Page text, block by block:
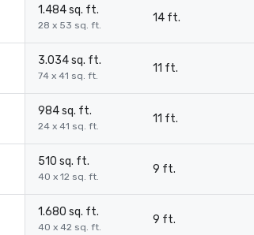
1.484 sq. ft.
28 x 53 sq. ft.
14 ft.
3.034 sq. ft.
74 x 41 sq. ft.
11 ft.
984 sq. ft.
24 x 41 sq. ft.
11 ft.
510 sq. ft.
40 x 12 sq. ft.
9 ft.
1.680 sq. ft.
40 x 42 sq. ft.
9 ft.